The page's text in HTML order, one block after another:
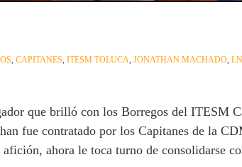
, CAPITANES, ITESM TOLUCA, JONATHAN MACHADO,
que brilló con los Borregos del ITESM
fue contratado por los Capitanes de la
ahora le toca turno de consolidarse